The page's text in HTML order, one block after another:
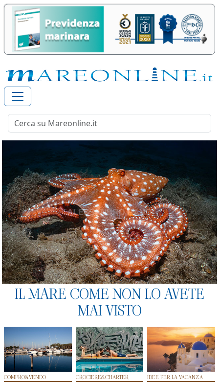
IL MARE COME NON LO AVETE
MAI VISTO
COMPRO&VENDO CROCIERE&CHARTER IDEE PER LA VACANZA